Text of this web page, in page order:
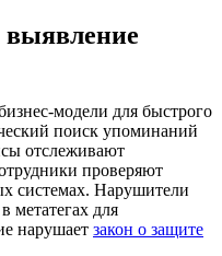
модели для быстрого
поиск упоминаний
отслеживают
проверяют
системах. Нарушители
метатегах для
нарушает закон о защите